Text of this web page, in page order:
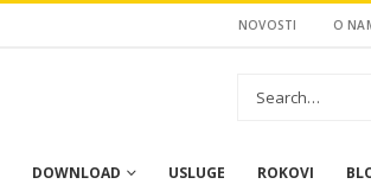
NOVOSTI O
DOWNLOAD USLUGE ROKOVI